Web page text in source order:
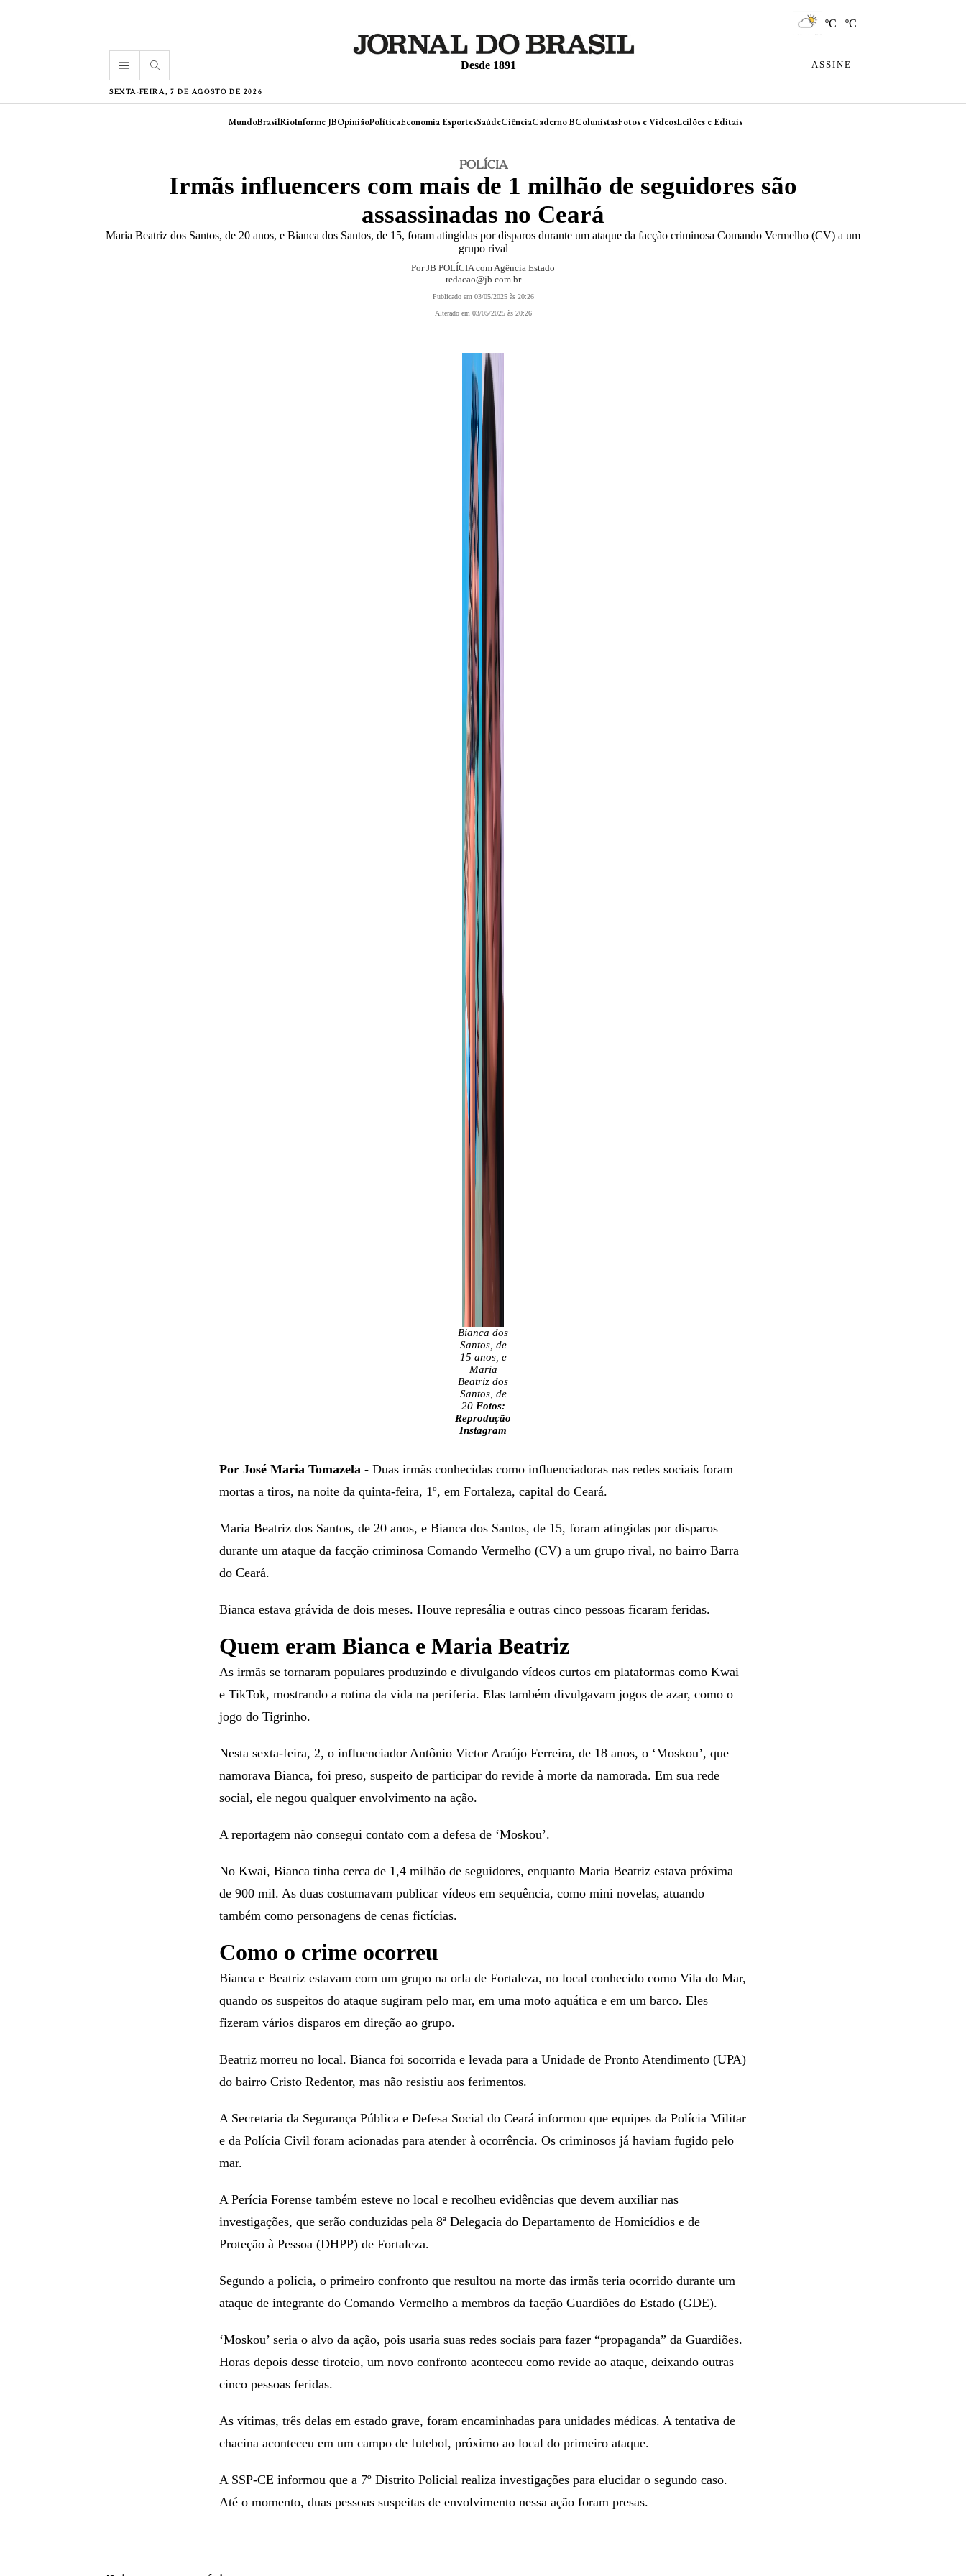
ºC ºC
menu Desde 1891 ASSINE
SEXTA-FEIRA, 7 DE AGOSTO DE 2026
MundoBrasilRioInforme JBOpiniãoPolíticaEconomia|EsportesSaúdeCiênciaCaderno BColunistasFotos e VideosLeilões e Editais
POLÍCIA
Irmãs influencers com mais de 1 milhão de seguidores são
assassinadas no Ceará
Maria Beatriz dos Santos, de 20 anos, e Bianca dos Santos, de 15, foram atingidas por disparos durante um ataque da facção criminosa Comando Vermelho (CV) a um
grupo rival
Por JB POLÍCIA com Agência Estado
redacao@jb.com.br
Publicado em 03/05/2025 às 20:26
Alterado em 03/05/2025 às 20:26
Bianca dos
Santos, de
15 anos, e
Maria
Beatriz dos
Santos, de
20 Fotos:
Reprodução
Instagram
Por José Maria Tomazela -Duas irmãs conhecidas como influenciadoras nas redes sociais foram
mortas a tiros, na noite da quinta-feira, 1º, em Fortaleza, capital do Ceará.
Maria Beatriz dos Santos, de 20 anos, e Bianca dos Santos, de 15, foram atingidas por disparos
durante um ataque da facção criminosa Comando Vermelho (CV) a um grupo rival, no bairro Barra
do Ceará.
Bianca estava grávida de dois meses. Houve represália e outras cinco pessoas ficaram feridas.
Quem eram Bianca e Maria Beatriz
As irmãs se tornaram populares produzindo e divulgando vídeos curtos em plataformas como Kwai
e TikTok, mostrando a rotina da vida na periferia. Elas também divulgavam jogos de azar, como o
jogo do Tigrinho.
Nesta sexta-feira, 2, o influenciador Antônio Victor Araújo Ferreira, de 18 anos, o ‘Moskou’, que
namorava Bianca, foi preso, suspeito de participar do revide à morte da namorada. Em sua rede
social, ele negou qualquer envolvimento na ação.
A reportagem não consegui contato com a defesa de ‘Moskou’.
No Kwai, Bianca tinha cerca de 1,4 milhão de seguidores, enquanto Maria Beatriz estava próxima
de 900 mil. As duas costumavam publicar vídeos em sequência, como mini novelas, atuando
também como personagens de cenas fictícias.
Como o crime ocorreu
Bianca e Beatriz estavam com um grupo na orla de Fortaleza, no local conhecido como Vila do Mar,
quando os suspeitos do ataque sugiram pelo mar, em uma moto aquática e em um barco. Eles
fizeram vários disparos em direção ao grupo.
Beatriz morreu no local. Bianca foi socorrida e levada para a Unidade de Pronto Atendimento (UPA)
do bairro Cristo Redentor, mas não resistiu aos ferimentos.
A Secretaria da Segurança Pública e Defesa Social do Ceará informou que equipes da Polícia Militar
e da Polícia Civil foram acionadas para atender à ocorrência. Os criminosos já haviam fugido pelo
mar.
A Perícia Forense também esteve no local e recolheu evidências que devem auxiliar nas
investigações, que serão conduzidas pela 8ª Delegacia do Departamento de Homicídios e de
Proteção à Pessoa (DHPP) de Fortaleza.
Segundo a polícia, o primeiro confronto que resultou na morte das irmãs teria ocorrido durante um
ataque de integrante do Comando Vermelho a membros da facção Guardiões do Estado (GDE).
‘Moskou’ seria o alvo da ação, pois usaria suas redes sociais para fazer “propaganda” da Guardiões.
Horas depois desse tiroteio, um novo confronto aconteceu como revide ao ataque, deixando outras
cinco pessoas feridas.
As vítimas, três delas em estado grave, foram encaminhadas para unidades médicas. A tentativa de
chacina aconteceu em um campo de futebol, próximo ao local do primeiro ataque.
A SSP-CE informou que a 7º Distrito Policial realiza investigações para elucidar o segundo caso.
Até o momento, duas pessoas suspeitas de envolvimento nessa ação foram presas.